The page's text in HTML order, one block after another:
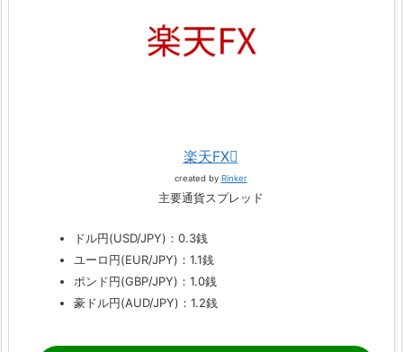
楽天FX
created by Rinker
主要通貨スプレッド
ドル円(USD/JPY)：0.3銭
ユーロ円(EUR/JPY)：1.1銭
ポンド円(GBP/JPY)：1.0銭
豪ドル円(AUD/JPY)：1.2銭